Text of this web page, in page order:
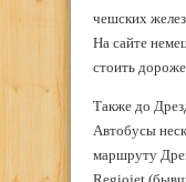
чешских
На сайте
стоить
Также до
Автобусы
маршруту